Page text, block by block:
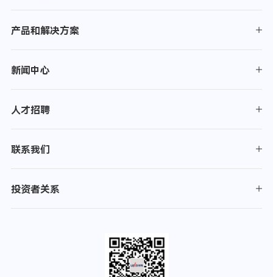
产品和解决方案
新闻中心
人才招聘
联系我们
投资者关系